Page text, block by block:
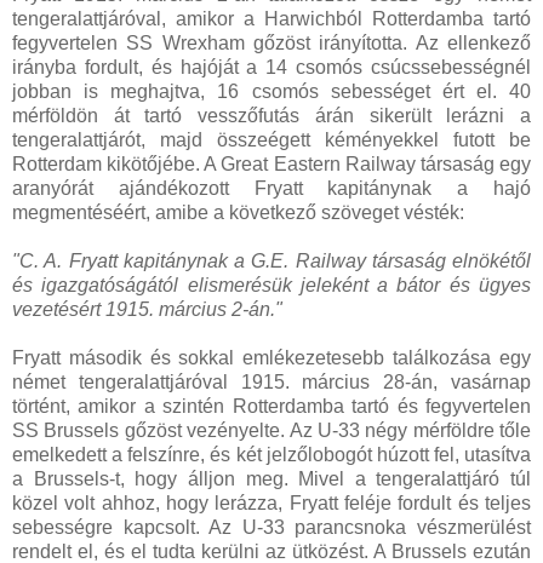
tengeralattjáróval, amikor a Harwichból Rotterdamba tartó
fegyvertelen SS Wrexham gőzöst irányította. Az ellenkező
irányba fordult, és hajóját a 14 csomós csúcssebességnél
jobban is meghajtva, 16 csomós sebességet ért el. 40
mérföldön át tartó vesszőfutás árán sikerült lerázni a
tengeralattjárót, majd összeégett kéményekkel futott be
Rotterdam kikötőjébe. A Great Eastern Railway társaság egy
aranyórát ajándékozott Fryatt kapitánynak a hajó
megmentéséért, amibe a következő szöveget vésték:
"C. A. Fryatt kapitánynak a G.E. Railway társaság elnökétől
és igazgatóságától elismerésük jeleként a bátor és ügyes
vezetésért 1915. március 2-án."
Fryatt második és sokkal emlékezetesebb találkozása egy
német tengeralattjáróval 1915. március 28-án, vasárnap
történt, amikor a szintén Rotterdamba tartó és fegyvertelen
SS Brussels gőzöst vezényelte. Az U-33 négy mérföldre tőle
emelkedett a felszínre, és két jelzőlobogót húzott fel, utasítva
a Brussels-t, hogy álljon meg. Mivel a tengeralattjáró túl
közel volt ahhoz, hogy lerázza, Fryatt feléje fordult és teljes
sebességre kapcsolt. Az U-33 parancsnoka vészmerülést
rendelt el, és el tudta kerülni az ütközést. A Brussels ezután